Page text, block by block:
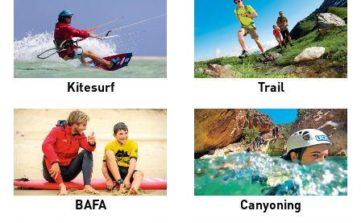
Kitesurf Trail
BAFA Canyoning